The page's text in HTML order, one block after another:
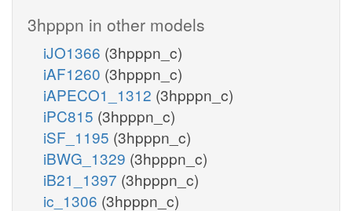
3hpppn in other models
iJO1366 (3hpppn_c)
iAF1260 (3hpppn_c)
iAPECO1_1312 (3hpppn_c)
iPC815 (3hpppn_c)
iSF_1195 (3hpppn_c)
iBWG_1329 (3hpppn_c)
iB21_1397 (3hpppn_c)
ic_1306 (3hpppn_c)